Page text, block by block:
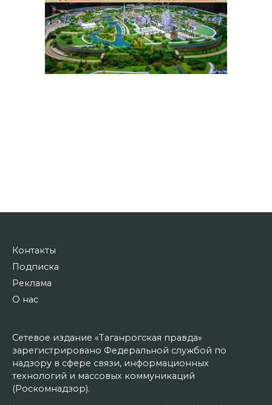
Контакты
Подписка
Реклама
О нас
Сетевое издание «Таганрогская правда»
зарегистрировано Федеральной службой по
надзору в сфере связи, информационных
технологий и массовых коммуникаций
(Роскомнадзор).